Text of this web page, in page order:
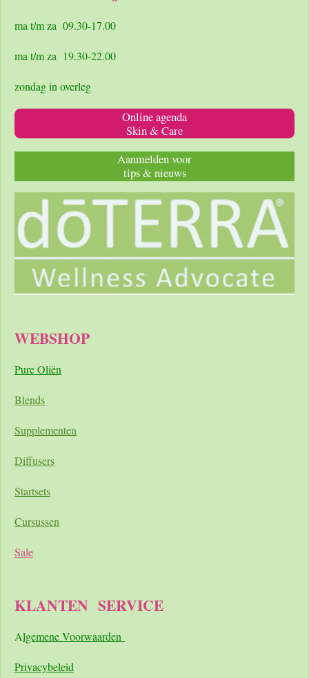
o
r
m
p
ma t/m za 09.30-17.00
ma t/m za 19.30-22.00
zondag in overleg
Online agenda
Skin & Care
Aanmelden voor
tips & nieuws
WEBSHOP
Pure Oliën
Blends
Supplementen
Diffusers
Startsets
Cursussen
Sale
KLANTEN SERVICE
Algemene Voorwaarden
Privacybeleid